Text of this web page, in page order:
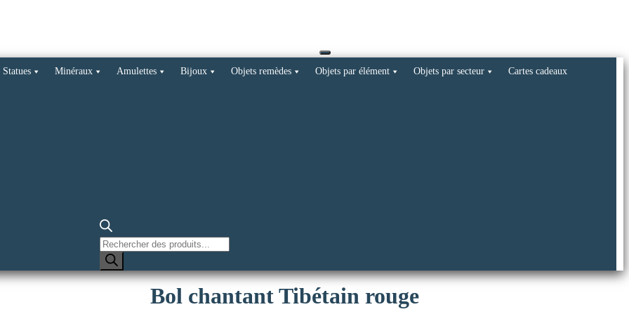
Statues Minéraux Amulettes Bijoux Objets remèdes Objets par élément Objets par secteur Cartes cadeaux
Recherche
de
produits
Bol chantant Tibétain rouge